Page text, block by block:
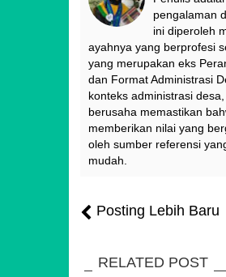
pengalaman
ini diperoleh
ayahnya yang berprofesi
yang merupakan eks
dan Format Administrasi
konteks administrasi
berusaha memastikan
memberikan nilai yang
oleh sumber referensi
mudah.
Posting Lebih Baru
RELATED POST